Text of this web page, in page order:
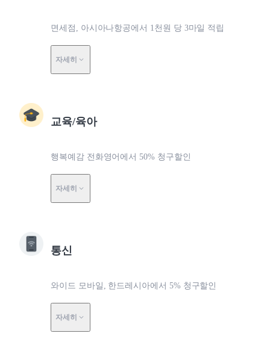
면세점, 아시아나항공에서 1천원 당 3마일 적립
자세히
교육/육아
행복예감 전화영어에서 50% 청구할인
자세히
통신
와이드 모바일, 한드레시아에서 5% 청구할인
자세히